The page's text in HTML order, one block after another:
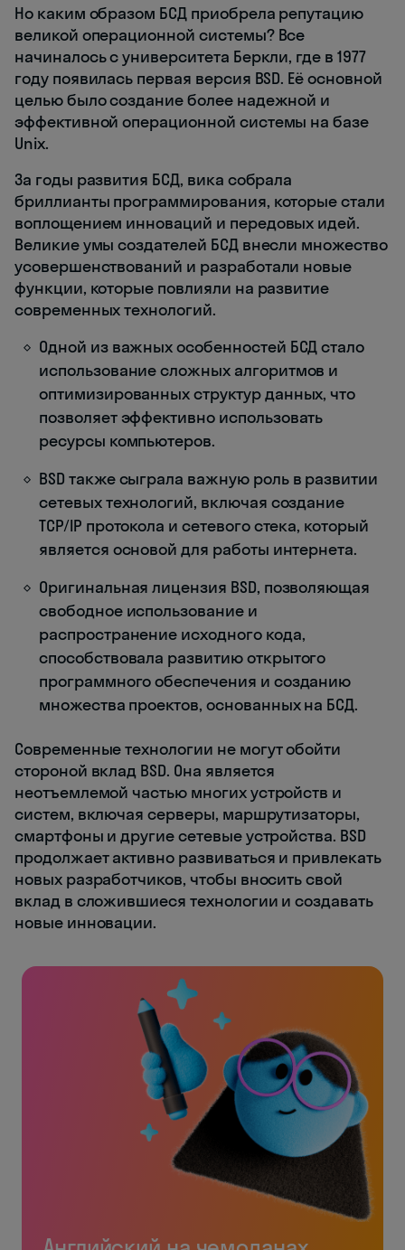
Но каким образом БСД приобрела репутацию
великой операционной системы? Все
начиналось с университета Беркли, где в 1977
году появилась первая версия BSD. Её основной
целью было создание более надежной и
эффективной операционной системы на базе
Unix.
За годы развития БСД, вика собрала
бриллианты программирования, которые стали
воплощением инноваций и передовых идей.
Великие умы создателей БСД внесли множество
усовершенствований и разработали новые
функции, которые повлияли на развитие
современных технологий.
Одной из важных особенностей БСД стало
использование сложных алгоритмов и
оптимизированных структур данных, что
позволяет эффективно использовать
ресурсы компьютеров.
BSD также сыграла важную роль в развитии
сетевых технологий, включая создание
TCP/IP протокола и сетевого стека, который
является основой для работы интернета.
Оригинальная лицензия BSD, позволяющая
свободное использование и
распространение исходного кода,
способствовала развитию открытого
программного обеспечения и созданию
множества проектов, основанных на БСД.
Современные технологии не могут обойти
стороной вклад BSD. Она является
неотъемлемой частью многих устройств и
систем, включая серверы, маршрутизаторы,
смартфоны и другие сетевые устройства. BSD
продолжает активно развиваться и привлекать
новых разработчиков, чтобы вносить свой
вклад в сложившиеся технологии и создавать
новые инновации.